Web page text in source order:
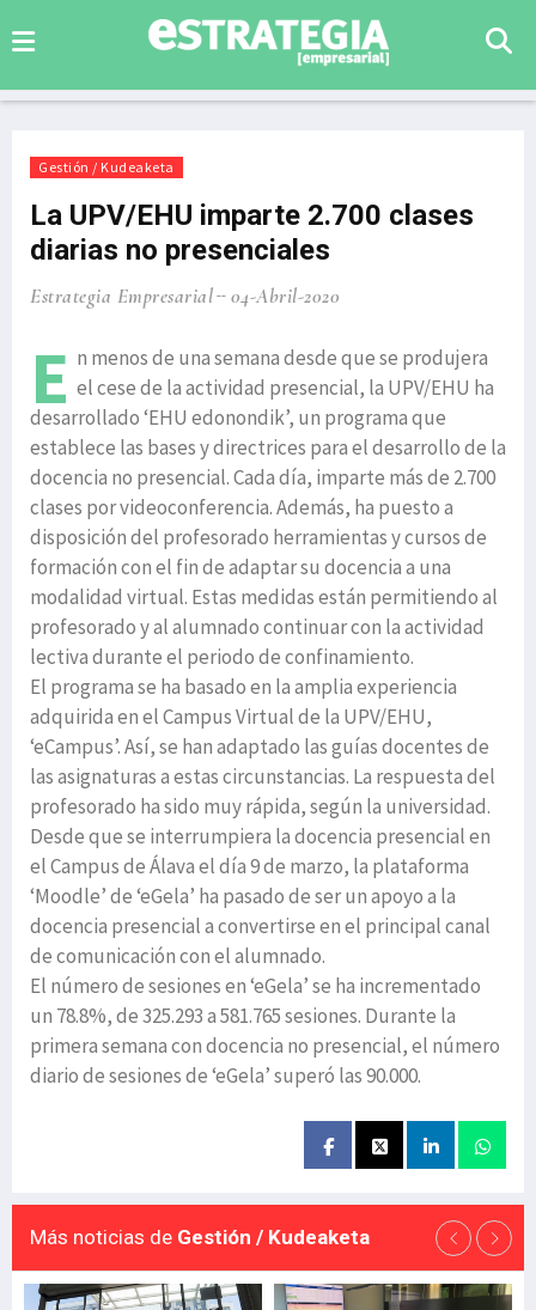
Gestión / Kudeaketa
La UPV/EHU imparte 2.700 clases
diarias no presenciales
Estrategia Empresarial 04-Abril-2020
E n menos de una semana desde que se produjera
el cese de la actividad presencial, la UPV/EHU ha
desarrollado ‘EHU edonondik’, un programa que
establece las bases y directrices para el desarrollo de la
docencia no presencial. Cada día, imparte más de 2.700
clases por videoconferencia. Además, ha puesto a
disposición del profesorado herramientas y cursos de
formación con el fin de adaptar su docencia a una
modalidad virtual. Estas medidas están permitiendo al
profesorado y al alumnado continuar con la actividad
lectiva durante el periodo de confinamiento.
El programa se ha basado en la amplia experiencia
adquirida en el Campus Virtual de la UPV/EHU,
‘eCampus’. Así, se han adaptado las guías docentes de
las asignaturas a estas circunstancias. La respuesta del
profesorado ha sido muy rápida, según la universidad.
Desde que se interrumpiera la docencia presencial en
el Campus de Álava el día 9 de marzo, la plataforma
‘Moodle’ de ‘eGela’ ha pasado de ser un apoyo a la
docencia presencial a convertirse en el principal canal
de comunicación con el alumnado.
El número de sesiones en ‘eGela’ se ha incrementado
un 78.8%, de 325.293 a 581.765 sesiones. Durante la
primera semana con docencia no presencial, el número
diario de sesiones de ‘eGela’ superó las 90.000.
Más noticias de Gestión / Kudeaketa